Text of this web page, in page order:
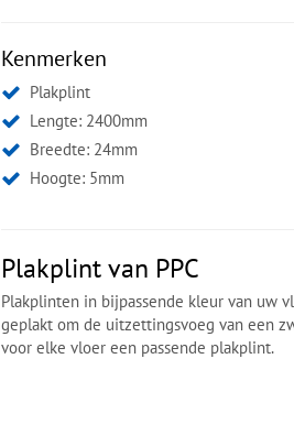
Kenmerken
Plakplint
Lengte: 2400mm
Breedte: 24mm
Hoogte: 5mm
Plakplint van PPC
Plakplinten in bijpassende kleur van uw
geplakt om de uitzettingsvoeg van een
voor elke vloer een passende plakplint.